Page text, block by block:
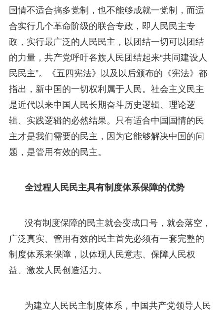
国情不适合搞多党制，也不能够成就一党制，而适
合实行几个革命阶级的联合专政，即人民民主专
政，实行最广泛的人民民主，以团结一切可以团结
的力量，共产党呼吁各族人民团结起来“共同建设人
民民主”。《五四宪法》以及以后颁布的《宪法》都
指出，新中国的一切权利属于人民。社会主义民主
是近代以来中国人民长期奋斗历史逻辑、理论逻
辑、实践逻辑的必然结果。只有适合中国国情的民
主才是我们需要的民主，因为它能够解决中国的问
题，是管用有效的民主。
全过程人民民主具有制度体系保障的优势
没有制度保障的民主就会变成口号，就会落空，
广泛真实、管用有效的民主首先必须有一套完整的
制度体系来保障，以体现人民意志、保障人民权
益、激发人民创造活力。
为建立人民民主制度体系，中国共产党领导人民